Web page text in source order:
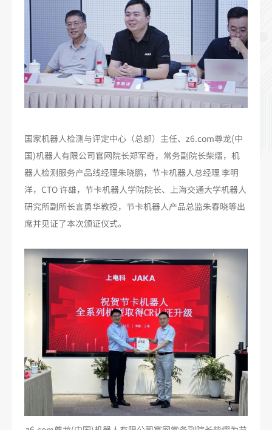
国家机器人检测与评定中心（总部）主任、z6.com尊龙(中
国)机器人有限公司官网院长郑军奇，常务副院长柴熠，机
器人检测服务产品线经理朱晓鹏，节卡机器人总经理 李明
洋，CTO 许雄，节卡机器人学院院长、上海交通大学机器人
研究所副所长言勇华教授，节卡机器人产品总监朱春晓等出
席并见证了本次颁证仪式。